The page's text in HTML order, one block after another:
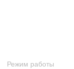
Режим работы